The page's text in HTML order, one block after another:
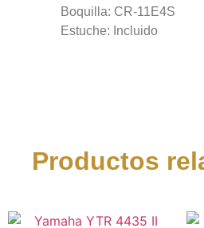
Boquilla: CR-11E4S
Estuche: Incluido
Productos